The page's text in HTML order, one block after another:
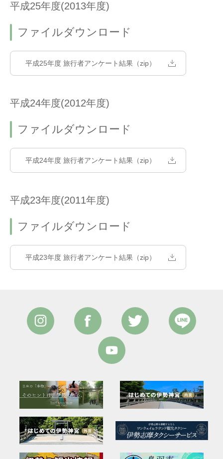
平成25年度(2013年度)
ファイルダウンロード
平成25年度 旅行者アンケート結果（zip）
平成24年度(2012年度)
ファイルダウンロード
平成24年度 旅行者アンケート結果（zip）
平成23年度(2011年度)
ファイルダウンロード
平成23年度 旅行者アンケート結果（zip）